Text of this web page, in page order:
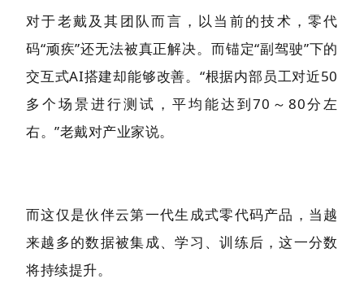
对于老戴及其团队而言，以当前的技术，零代
码“顽疾”还无法被真正解决。而锚定“副驾驶”下的
交互式AI搭建却能够改善。“根据内部员工对近50
多个场景进行测试，平均能达到70～80分左
右。”老戴对产业家说。
而这仅是伙伴云第一代生成式零代码产品，当越
来越多的数据被集成、学习、训练后，这一分数
将持续提升。